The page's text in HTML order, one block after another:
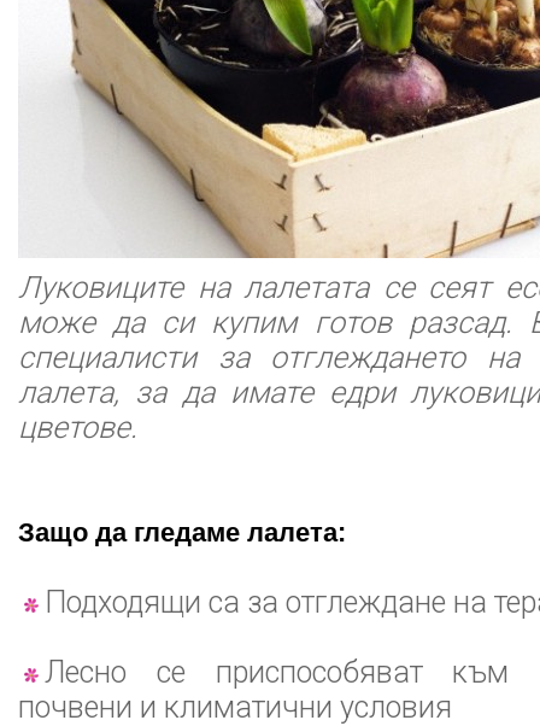
Луковиците на лалетата се сеят
може да си купим готов разсад.
специалисти за отглеждането
лалета, за да имате едри
цветове.
Защо да гледаме лалета:
Подходящи са за отглеждане на
Лесно се приспособяват към
почвени и климатични условия